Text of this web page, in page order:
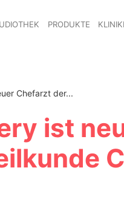
PRODUKTE
Chefarzt der...
ist